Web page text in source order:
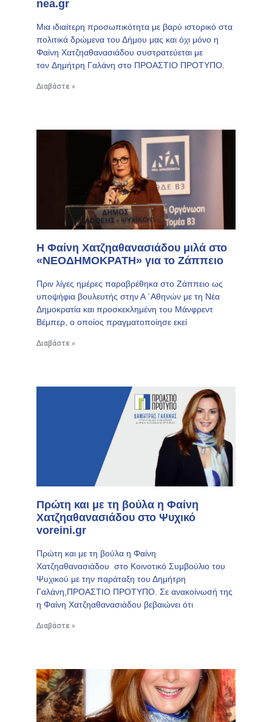
nea.gr
Μια ιδιαίτερη προσωπικότητα με βαρύ ιστορικό στα
πολιτικά δρώμενα του Δήμου μας και όχι μόνο η
Φαίνη Χατζηαθανασιάδου συστρατεύεται με
τον Δημήτρη Γαλάνη στο ΠΡΟΑΣΤΙΟ ΠΡΟΤΥΠΟ.
Διαβάστε »
Η Φαίνη Χατζηαθανασιάδου μιλά στο
«ΝΕΟΔΗΜΟΚΡΑΤΗ» για το Ζάππειο
Πριν λίγες ημέρες παραβρέθηκα στο Ζάππειο ως
υποψήφια βουλευτής στην Α ´Αθηνών με τη Νέα
Δημοκρατία και προσκεκλημένη του Μάνφρεντ
Βέμπερ, ο οποίος πραγματοποίησε εκεί
Διαβάστε »
Πρώτη και με τη βούλα η Φαίνη
Χατζηαθανασιάδου στο Ψυχικό
voreini.gr
Πρώτη και με τη βούλα η Φαίνη
Χατζηαθανασιάδου στο Κοινοτικό Συμβούλιο του
Ψυχικού με την παράταξη του Δημήτρη
Γαλάνη,ΠΡΟΑΣΤΙΟ ΠΡΟΤΥΠΟ. Σε ανακοίνωσή της
η Φαίνη Χατζηαθανασιάδου βεβαιώνει ότι
Διαβάστε »